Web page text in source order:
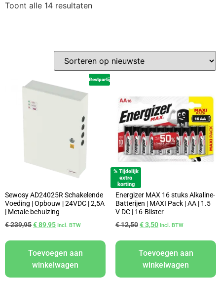
Toont alle 14 resultaten
Restpartij
Sewosy AD24025R Schakelende
Voeding | Opbouw | 24VDC | 2,5A
| Metale behuizing
€239,95€89,95 Incl. BTW
Toevoegen aan
winkelwagen
% Tijdelijk
extra
korting
Energizer MAX 16 stuks Alkaline-
Batterijen | MAXI Pack | AA | 1.5
V DC | 16-Blister
€12,50€3,50 Incl. BTW
Toevoegen aan
winkelwagen